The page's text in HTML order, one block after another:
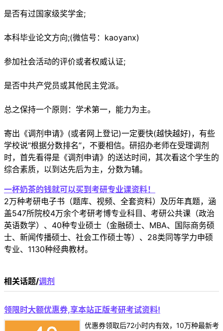
是否有过国家级奖学金;
本科毕业论文方向;(微信号：kaoyanx)
参加社会活动的评价或者权威认证;
是否中共产党员或其他民主党派。
总之保持一个原则：学术第一，能力为主。
寄出《调剂申请》(或者网上登记)一定要快(越快越好)，有些
学校说“根据分数排名”，不要相信。研招办老师在受理调剂
时，首先看得是《调剂申请》的送达时间，其次看这个学生的
综合素质，以到达先后为主，分数为辅。
一杯奶茶的钱就可以买到考研专业课资料！
2万种考研电子书（题库、视频、全套资料）及历年真题，涵
盖547所院校4万余个考研考博专业科目、考研公共课（政治
英语数学）、40种专业硕士（金融硕士、MBA、国际商务硕
士、新闻传播硕士、社会工作硕士等）、28类同等学力申硕
专业、1130种经典教材。
相关话题/调剂
领限时大额优惠券,享本站正版考研考试资料!
优惠券领取后72小时内有效，10万种最新考